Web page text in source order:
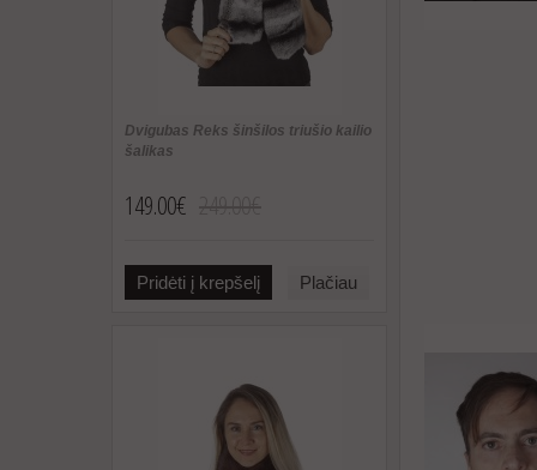
Dvigubas Reks šinšilos triušio kailio
šalikas
149.00€
Pridėti į krepšelį Plačiau